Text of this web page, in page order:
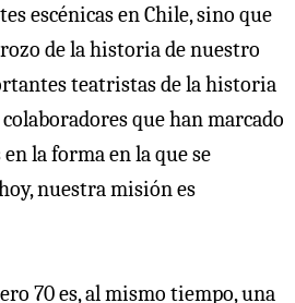
escénicas en Chile, sino que
de la historia de nuestro
teatristas de la historia
que han marcado
la forma en la que se
nuestra misión es
70 es, al mismo tiempo, una